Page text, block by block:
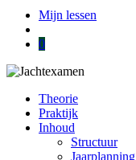
Mijn lessen
0
Theorie
Praktijk
Inhoud
Structuur
Jaarplanning